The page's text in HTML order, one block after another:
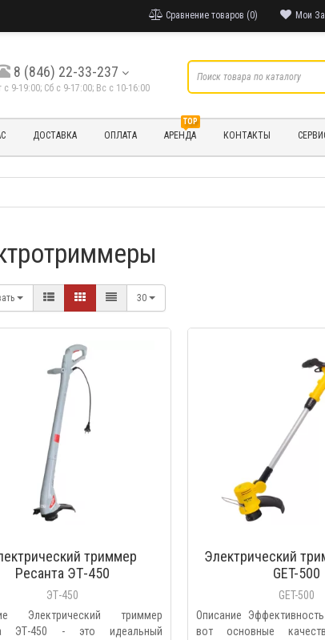
Мои
Сравнение товаров (0)
8 (846) 22-33-237
с 9-19:00; Cб с 9-17:00; Вс с 10-16:00
ДОСТАВКА ОПЛАТА
TOP
АРЕНДА КОНТАКТЫ
30
триммер
Ресанта ЭТ-450
ЭТ-450
Электрический триммер
ЭТ-450 - это идеальный
Электрический
GET-500
GET-500
Описание
вот основные